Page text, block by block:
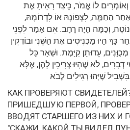
וְאוֹמְרִים לוֹ אֱמֹר, כֵּיצַד רָאִיתָ אֶת
הַחַמַָּה, לִצְפוֹנָהּ אוֹ לִדְרוֹמָהּ,
נוֹטֶה, וְכַמָּה הָיָה רָחָב. אִם אָמַר לִפְנֵי
כָּךְ הָיוּ מַכְנִיסִים אֶת הַשֵּׁנִי וּבוֹדְקִין
עֵדוּתָן קַיָּמֶת. וּשְׁאָר כָּל
דְבָרִים, לֹא שֶׁהָיוּ צְרִיכִין לָהֶן, אֶלָּא
שֶׁיְּהוּ רְגִילִים לָבֹא
КАК ПРОВЕРЯЮТ
ПРИШЕДШУЮ ПЕРВОЙ,
ВВОДЯТ СТАРШЕГО ИЗ НИХ И
"СКАЖИ, КАКОЙ ТЫ ВИДЕЛ